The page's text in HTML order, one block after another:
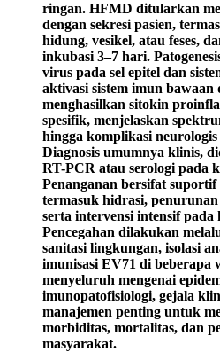
ringan. HFMD ditularkan
dengan sekresi pasien,
hidung, vesikel, atau feses,
inkubasi 3–7 hari.
virus pada sel epitel dan
aktivasi sistem imun bawaan
menghasilkan sitokin
spesifik, menjelaskan
hingga komplikasi
Diagnosis umumnya klinis,
RT-PCR atau serologi pada
Penanganan bersifat
termasuk hidrasi, penurunan
serta intervensi intensif pada
Pencegahan dilakukan
sanitasi lingkungan, isolasi
imunisasi EV71 di beberapa
menyeluruh mengenai
imunopatofisiologi, gejala
manajemen penting untuk
morbiditas, mortalitas, dan
masyarakat.